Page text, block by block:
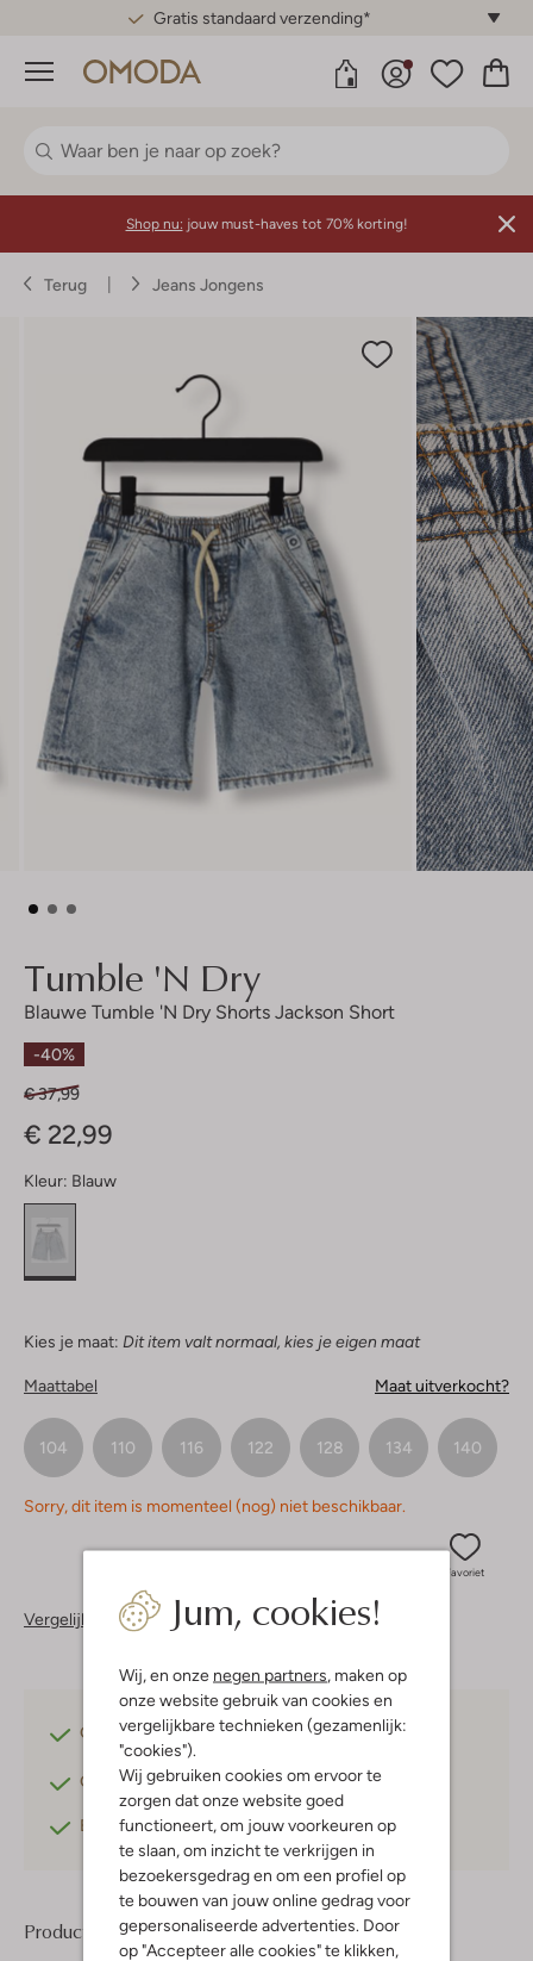
Gratis standaard verzending*
Menu
Jum, cookies!
Wij, en onze negen partners, maken op
onze website gebruik van cookies en
vergelijkbare technieken (gezamenlijk:
"cookies").
Wij gebruiken cookies om ervoor te
zorgen dat onze website goed
functioneert, om jouw voorkeuren op
te slaan, om inzicht te verkrijgen in
bezoekersgedrag en om een profiel op
te bouwen van jouw online gedrag voor
gepersonaliseerde advertenties. Door
op "Accepteer alle cookies" te klikken,
Shop nu: jouw must-haves tot 70% korting!
Terug Jeans Jongens
Tumble 'n Dry
Blauwe Tumble 'n Dry Shorts Jackson Short
-40%
€ 37,99
€ 22,99
Kleur: Blauw
Kies je maat: Dit item valt normaal, kies je eigen maat
Maattabel Maat uitverkocht?
104 110 116 122 128 134 140
Sorry, dit item is momenteel (nog) niet beschikbaar.
Favoriet
Vergelijkbare items
Gratis verzendingvanaf €75,-
Gratis retournerenbinnen 30 dagen*
Betaal achterafmet Klarna
Product informatie